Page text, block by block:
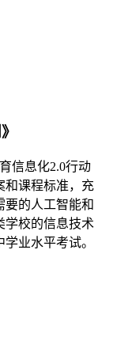
信息化2.0行动
和课程标准，充
要的人工智能和
学校的信息技术
业水平考试。